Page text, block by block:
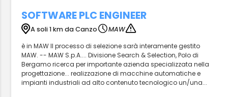
SOFTWARE PLC ENGINEER
A soli 1 km da Canzo
MAW
è in MAW Il processo di selezione sarà interamente gestito
MAW. -- MAW S.p.A.... Divisione Search & Selection, Polo di
Bergamo ricerca per importante azienda specializzata nella
progettazione... realizzazione di macchine automatiche e
impianti industriali ad alto contenuto tecnologico un/una...